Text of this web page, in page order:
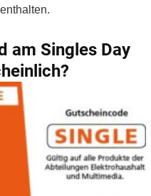
am Singles Day